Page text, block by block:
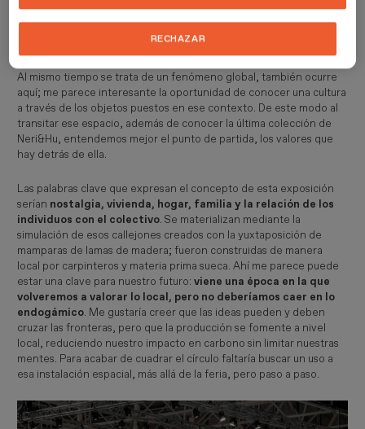
Al mismo tiempo se trata de un fenómeno global, también ocurre
aquí; me parece interesante la oportunidad de conocer una cultura
a través de los objetos puestos en ese contexto. De este modo al
transitar ese espacio, además de conocer la última colección de
Neri&Hu, entendemos mejor el punto de partida, los valores que
hay detrás de ella.
Las palabras clave que expresan el concepto de esta exposición
serían nostalgia, vivienda, hogar, familia y la relación de los
individuos con el colectivo. Se materializan mediante la
simulación de esos callejones creados con la yuxtaposición de
mamparas de lamas de madera; fueron construidas de manera
local por carpinteros y materia prima sueca. Ahí me parece puede
estar una clave para nuestro futuro:viene una época en la que
volveremos a valorar lo local, pero no deberíamos caer en lo
endogámico. Me gustaría creer que las ideas pueden y deben
cruzar las fronteras, pero que la producción se fomente a nivel
local, reduciendo nuestro impacto en carbono sin limitar nuestras
mentes. Para acabar de cuadrar el círculo faltaría buscar un uso a
esa instalación espacial, más allá de la feria, pero paso a paso.
RECHAZAR